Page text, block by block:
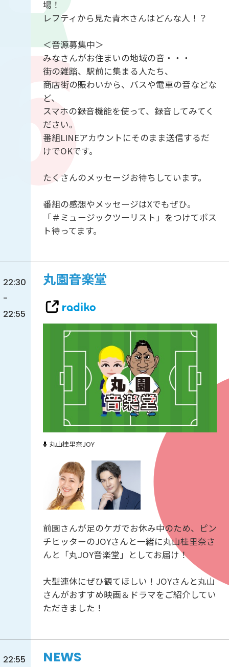
場！
レフティから見た青木さんはどんな人！？
＜音源募集中＞
みなさんがお住まいの地域の音・・・
街の雑踏、駅前に集まる人たち、
商店街の賑わいから、バスや電車の音などな
ど、
スマホの録音機能を使って、録音してみてく
ださい。
番組LINEアカウントにそのまま送信するだ
けでOKです。
たくさんのメッセージお待ちしています。
番組の感想やメッセージはXでもぜひ。
「＃ミュージックツーリスト」をつけてポス
ト待ってます。
22:30
-
22:55
丸園音楽堂
丸山桂里奈JOY
前園さんが足のケガでお休み中のため、ピン
チヒッターのJOYさんと一緒に丸山桂里奈さ
んと「丸JOY音楽堂」としてお届け！
大型連休にぜひ観てほしい！JOYさんと丸山
さんがおすすめ映画＆ドラマをご紹介してい
ただきました！
22:55
NEWS